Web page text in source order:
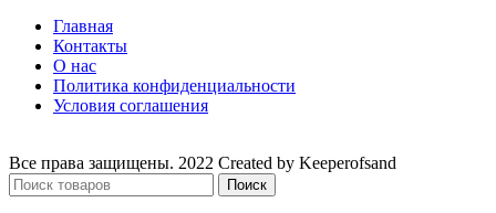
Главная
Контакты
О нас
Политика конфиденциальности
Условия соглашения
Все права защищены. 2022 Created by Keeperofsand
Поиск